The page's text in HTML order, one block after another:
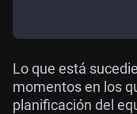
Lo que está
momentos en los
planificación del